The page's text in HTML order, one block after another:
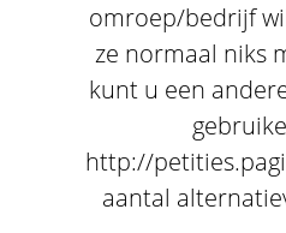
omroep/bedrijf
ze normaal niks
kunt u een
http://
aantal